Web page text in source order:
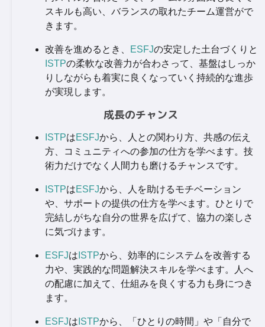
スキルも高い、バランスの取れたチーム運営がで
きます。
改善を進めるとき、 ESFJの安定した土台づくりと
ISTPの柔軟な改善力が合わさって、基盤はしっか
りしながらも着実に良くなっていく持続的な進歩
が実現します。
成長のチャンス
ISTPはESFJから、人との関わり方、共感の伝え
方、コミュニティへの参加の仕方を学べます。技
術力だけでなく人間力も磨けるチャンスです。
ISTPはESFJから、人を助けるモチベーション
や、サポートの提供の仕方を学べます。ひとりで
完結しがちな自分の世界を広げて、協力の楽しさ
に気づけます。
ESFJは ISTPから、効率的にシステムを改善する
力や、実践的な問題解決スキルを学べます。人へ
の配慮に加えて、仕組みを良くする力も身につき
ます。
ESFJは ISTPから、「ひとりの時間」や「自分で